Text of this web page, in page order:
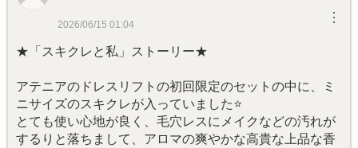
2026/06/15 01:04 ︙
★「スキクレと私」ストーリー★
アテニアのドレスリフトの初回限定のセットの中に、ミ
ニサイズのスキクレが入っていました⭐️
とても使い心地が良く、毛穴レスにメイクなどの汚れが
するりと落ちまして、アロマの爽やかな高貴な上品な香